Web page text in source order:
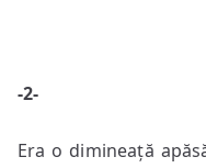
-2-
Era o dimineață